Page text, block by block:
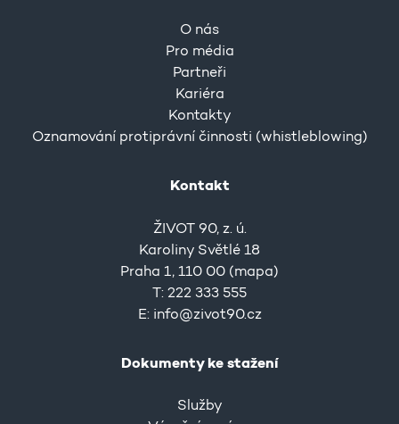
O nás
Pro média
Partneři
Kariéra
Kontakty
Oznamování protiprávní činnosti (whistleblowing)
Kontakt
ŽIVOT 90, z. ú.
Karoliny Světlé 18
Praha 1, 110 00 (mapa)
T: 222 333 555
E: info@zivot90.cz
Dokumenty ke stažení
Služby